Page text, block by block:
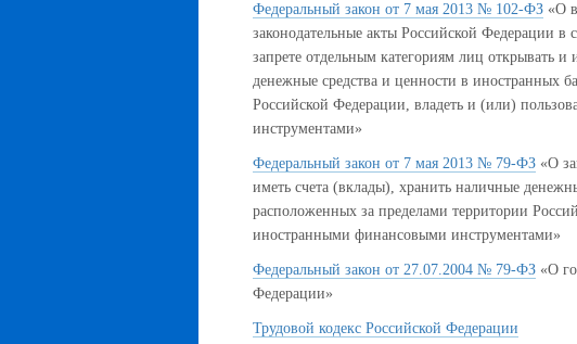
Федеральный закон от 7 мая 2013 № 102-ФЗ «О
законодательные акты Российской Федерации в
запрете отдельным категориям лиц открывать
денежные средства и ценности в иностранных
Российской Федерации, владеть и (или)
инструментами»
Федеральный закон от 7 мая 2013 № 79-ФЗ «О
иметь счета (вклады), хранить наличные
расположенных за пределами территории
иностранными финансовыми инструментами»
Федеральный закон от 27.07.2004 № 79-ФЗ «О
Федерации»
Трудовой кодекс Российской Федерации